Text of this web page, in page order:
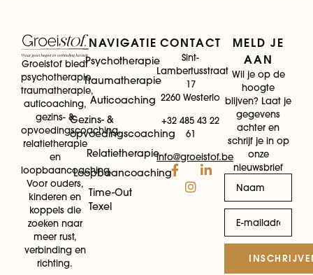
Groeistof biedt
psychotherapie,
traumatherapie,
auticoaching,
gezins- &
opvoedingscoaching,
relatietherapie
en
loopbaancoaching.
Voor ouders,
kinderen en
koppels die
zoeken naar
meer rust,
verbinding en
richting.
NAVIGATIE
Psychotherapie
Traumatherapie
Auticoaching
Gezins- &
opvoedingscoaching
Relatietherapie
Loopbaancoaching
Time-Out
Texel
CONTACT
Sint-
Lambertusstraat
17
2260 Westerlo
+32 485 43 22
61
info@groeistof.be
MELD JE
AAN
Wil je op de
hoogte
blijven? Laat je
gegevens
achter en
schrijf je in op
onze
nieuwsbrief